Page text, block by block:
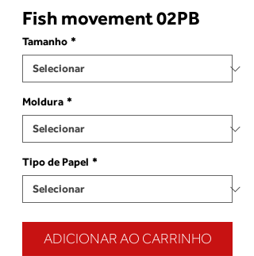
Fish movement 02PB
Tamanho *
Moldura *
Tipo de Papel *
ADICIONAR AO CARRINHO